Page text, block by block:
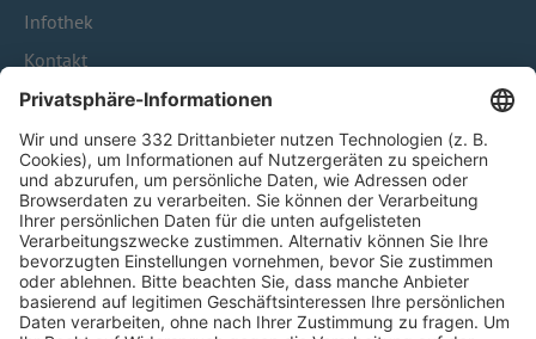
Infothek
Kontakt
HÄUFIG BESUCHTE SEITEN
Pässe und Vereinswechsel
Trainerausbildung
Schulungsangebot Vereinsmitarbeiter
BFV-Geschäftsstellen
Trainerbörse